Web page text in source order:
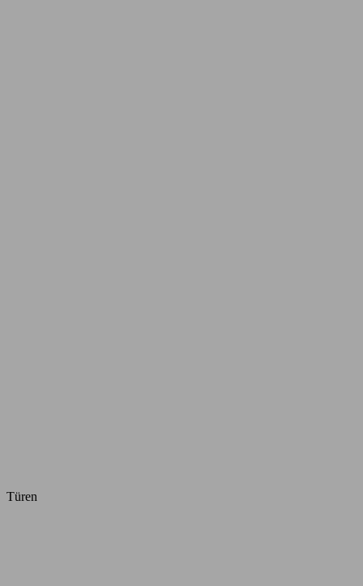
Türen